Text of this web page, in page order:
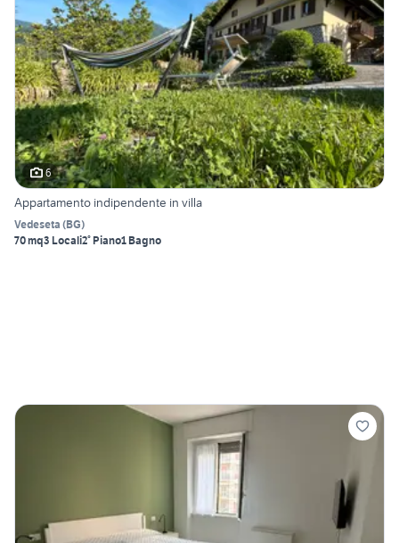
6
Appartamento indipendente in villa
Vedeseta (BG)
70 mq3 Locali2° Piano1 Bagno